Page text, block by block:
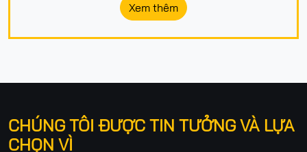
Xem thêm
CHÚNG TÔI ĐƯỢC TIN TƯỞNG VÀ LỰA
CHỌN VÌ